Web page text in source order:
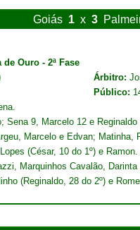
Goiás 1 x 3
Ouro - 2ª Fase
Árbitro:
Público:
Sena 9, Marcelo 12 e Reginaldo
Marcelo e Edvan; Matinha,
(César, 10 do 1º) e Ramon.
Marquinhos Cavalão,
(Reginaldo, 28 do 2º) e